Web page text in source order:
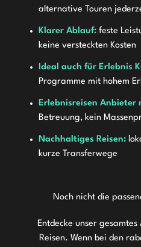
alternative Touren
Klarer Ablauf: feste
keine versteckten Kosten
Ideal auch für Erlebnis
Programme mit hohem
Erlebnisreisen
Betreuung, kein
Nachhaltiges Reisen:
kurze Transferwege
Noch nicht die
Entdecke unser
Reisen. Wenn bei den